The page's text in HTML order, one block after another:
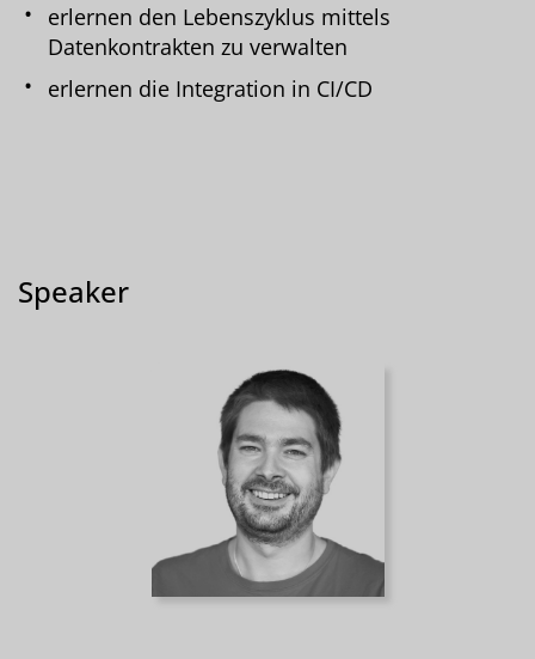
erlernen den Lebenszyklus mittels
Datenkontrakten zu verwalten
erlernen die Integration in CI/CD
Speaker